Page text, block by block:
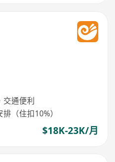
交通便利
（住扣10%）
$18K-23K/月